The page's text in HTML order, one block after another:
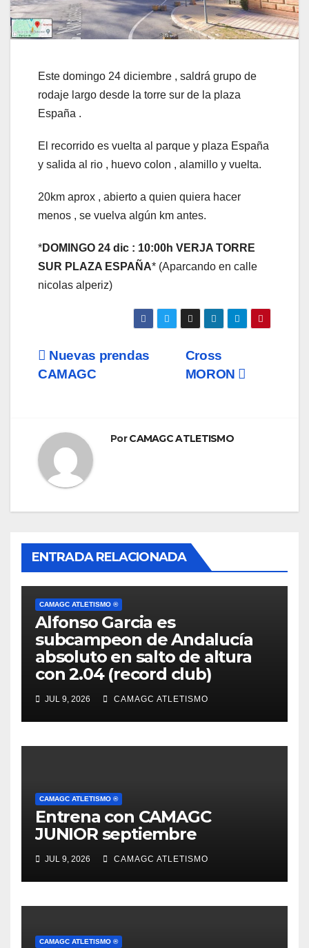
Este domingo 24 diciembre , saldrá grupo de
rodaje largo desde la torre sur de la plaza
España .
El recorrido es vuelta al parque y plaza España
y salida al rio , huevo colon , alamillo y vuelta.
20km aprox , abierto a quien quiera hacer
menos , se vuelva algún km antes.
*DOMINGO 24 dic : 10:00h VERJA TORRE
SUR PLAZA ESPAÑA* (Aparcando en calle
nicolas alperiz)
Navegación
Cross
MORON
Nuevas prendas
CAMAGC
PorCAMAGC ATLETISMO
ENTRADA RELACIONADA
CAMAGC ATLETISMO ®
Alfonso Garcia es
subcampeon de Andalucía
absoluto en salto de altura
con 2.04 (record club)
JUL 9, 2026 CAMAGC ATLETISMO
CAMAGC ATLETISMO ®
Entrena con CAMAGC
JUNIOR septiembre
JUL 9, 2026 CAMAGC ATLETISMO
CAMAGC ATLETISMO ®